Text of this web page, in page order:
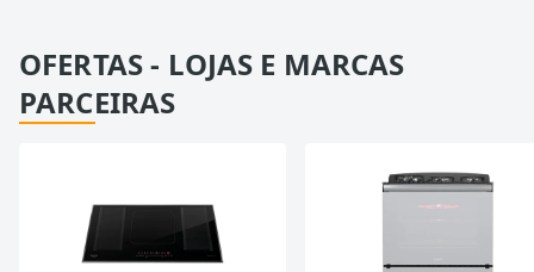
OFERTAS - LOJAS E MARCAS
PARCEIRAS